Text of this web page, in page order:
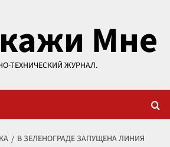
Мне
ТЕХНИЧЕСКИЙ ЖУРНАЛ.
В ЗЕЛЕНОГРАДЕ ЗАПУЩЕНА ЛИНИЯ